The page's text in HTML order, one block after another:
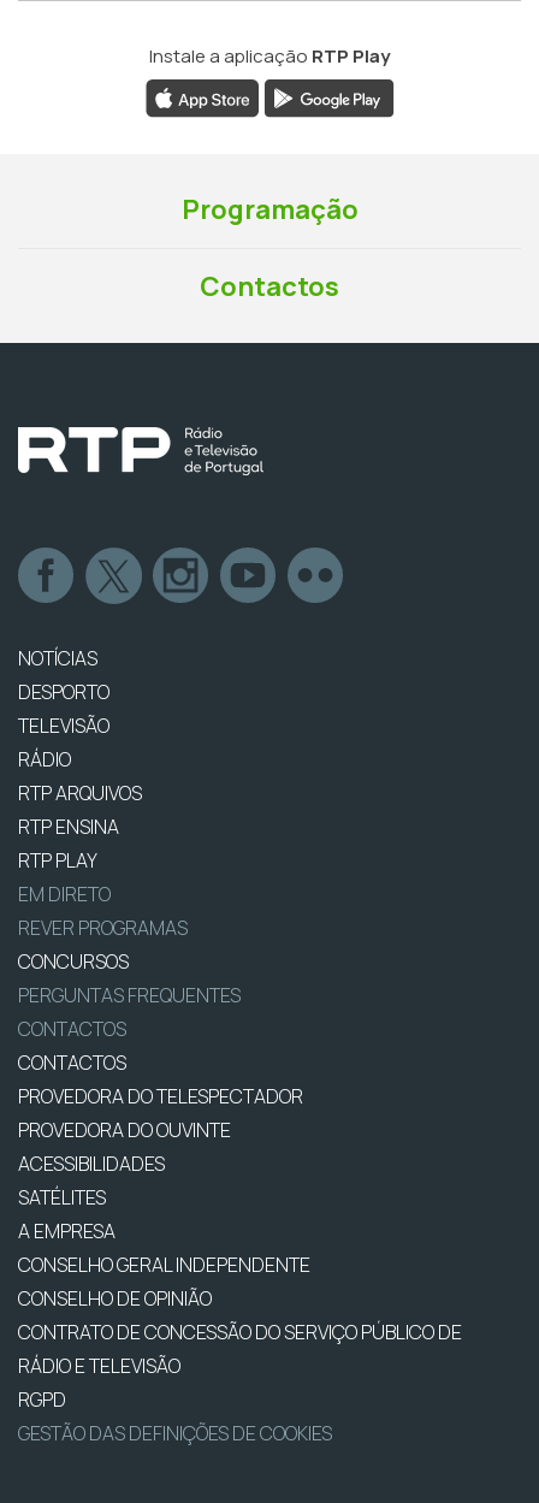
Instale a aplicação RTP Play
Programação
Contactos
NOTÍCIAS
DESPORTO
TELEVISÃO
RÁDIO
RTP ARQUIVOS
RTP ENSINA
RTP PLAY
EM DIRETO
REVER PROGRAMAS
CONCURSOS
PERGUNTAS FREQUENTES
CONTACTOS
CONTACTOS
PROVEDORA DO TELESPECTADOR
PROVEDORA DO OUVINTE
ACESSIBILIDADES
SATÉLITES
A EMPRESA
CONSELHO GERAL INDEPENDENTE
CONSELHO DE OPINIÃO
CONTRATO DE CONCESSÃO DO SERVIÇO PÚBLICO DE
RÁDIO E TELEVISÃO
RGPD
GESTÃO DAS DEFINIÇÕES DE COOKIES